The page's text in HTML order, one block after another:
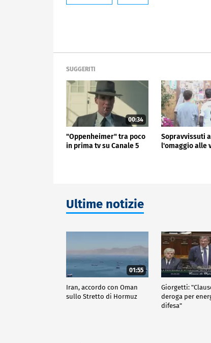
SUGGERITI
00:34
"Oppenheimer" tra poco
in prima tv su Canale 5
Sopravvissuti
l'omaggio alle
Ultime notizie
01:55
Iran, accordo con Oman
sullo Stretto di Hormuz
Giorgetti:
deroga per
difesa"